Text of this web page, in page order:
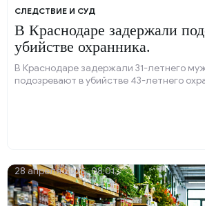
СЛЕДСТВИЕ И СУД
В Краснодаре задержали
убийстве охранника.
В Краснодаре задержали 31-летнего
подозревают в убийстве 43-летнего
28 апреля 2025, 08:01